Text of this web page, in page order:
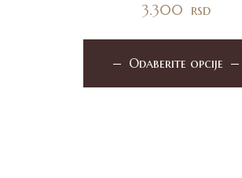
3.300 rsd
Odaberite opcije